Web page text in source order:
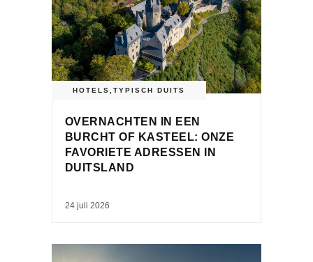
HOTELS TYPISCH DUITS
OVERNACHTEN IN EEN
BURCHT OF KASTEEL: ONZE
FAVORIETE ADRESSEN IN
DUITSLAND
24 juli 2026